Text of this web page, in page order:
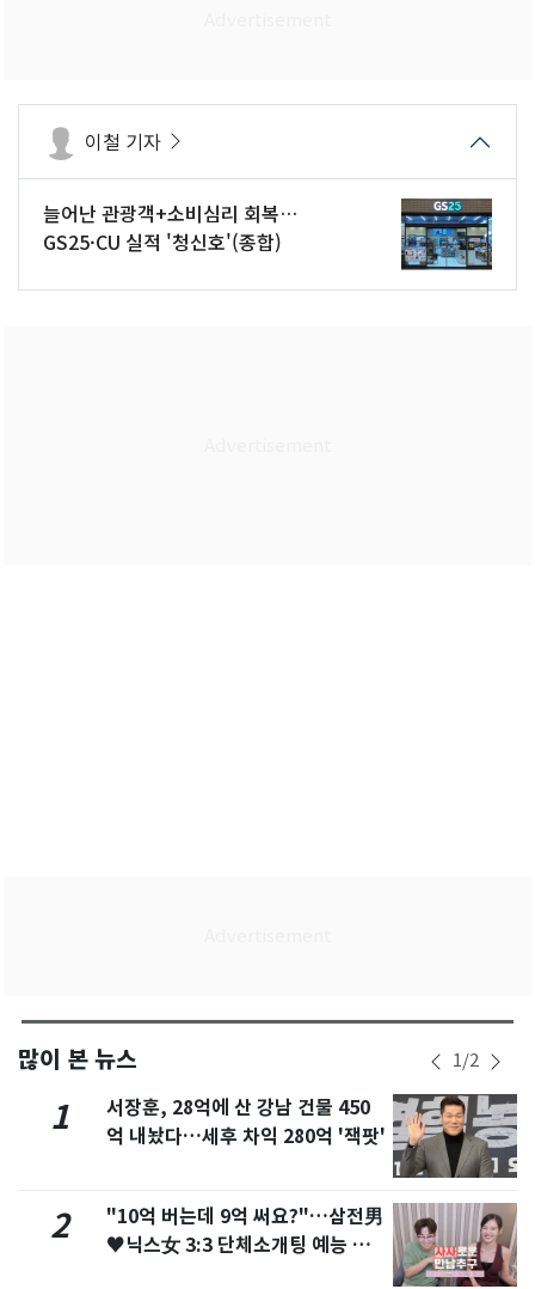
이철 기자
늘어난 관광객+소비심리 회복…
GS25·CU 실적 '청신호'(종합)
많이 본 뉴스 1/2
1
서장훈, 28억에 산 강남 건물 450
억 내놨다…세후 차익 280억 '잭팟'
2
"10억 버는데 9억 써요?"…삼전男
♥닉스女 3:3 단체소개팅 예능 화